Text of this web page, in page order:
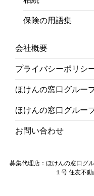
保険の用語集
会社概要
プライバシーポリシ
ほけんの窓口グルー
ほけんの窓口グルー
お問い合わせ
募集代理店：ほけんの窓口グ
１号 住友不